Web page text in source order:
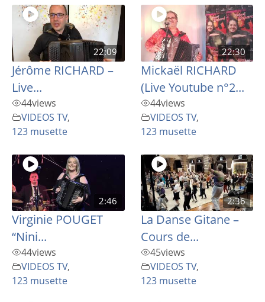
22:09
Jérôme RICHARD –
Live...
44views
VIDEOS TV,
123 musette
22:30
Mickaël RICHARD
(Live Youtube n°2...
44views
VIDEOS TV,
123 musette
2:46
Virginie POUGET
“Nini...
44views
VIDEOS TV,
123 musette
2:36
La Danse Gitane –
Cours de...
45views
VIDEOS TV,
123 musette